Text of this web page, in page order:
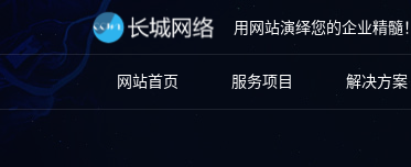
用网站演绎您的企业精髓！
网站首页 服务项目 解决方案